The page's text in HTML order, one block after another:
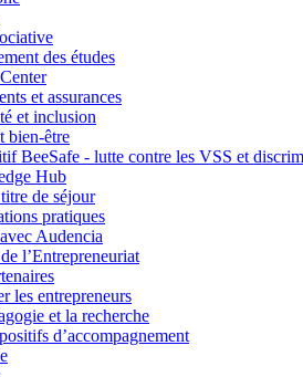
des études
et assurances
et inclusion
bien-être
BeeSafe - lutte contre les VSS et
Hub
de séjour
pratiques
Audencia
l’Entrepreneuriat
les entrepreneurs
et la recherche
d’accompagnement